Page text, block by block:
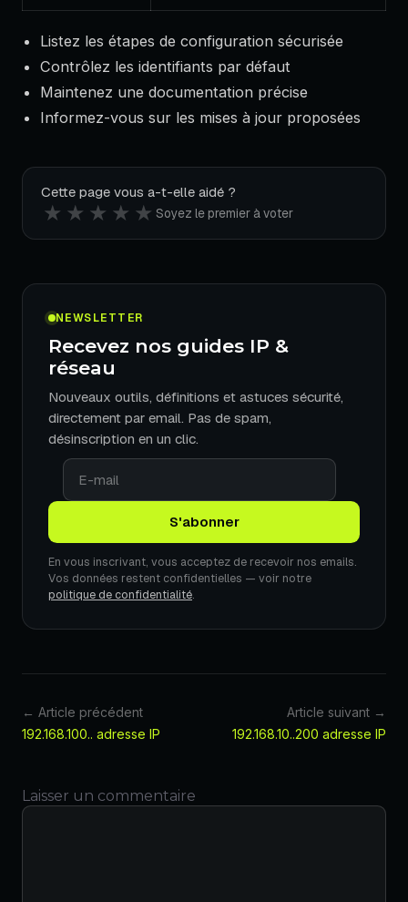
Listez les étapes de configuration sécurisée
Contrôlez les identifiants par défaut
Maintenez une documentation précise
Informez-vous sur les mises à jour proposées
Cette page vous a-t-elle aidé ?
★ ★ ★ ★ ★ Soyez le premier à voter
NEWSLETTER
Recevez nos guides IP &
réseau
Nouveaux outils, définitions et astuces sécurité,
directement par email. Pas de spam,
désinscription en un clic.
En vous inscrivant, vous acceptez de recevoir nos emails.
Vos données restent confidentielles — voir notre
politique de confidentialité.
← Article précédent
192.168.100.. adresse IP
Article suivant →
192.168.10..200 adresse IP
Laisser un commentaire
Commentaire